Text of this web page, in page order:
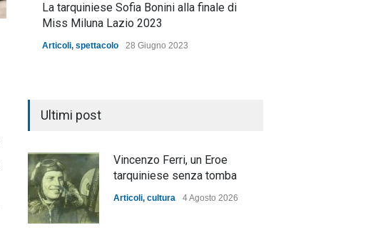
La tarquiniese Sofia Bonini alla finale di
Miss Miluna Lazio 2023
Articoli, spettacolo 28 Giugno 2023
Ultimi post
Vincenzo Ferri, un Eroe
tarquiniese senza tomba
Articoli, cultura 4 Agosto 2026